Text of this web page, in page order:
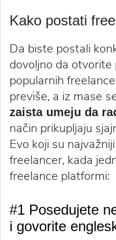
Kako postati
Da biste postali
dovoljno da otvorite
popularnih
previše, a iz mase
zaista umeju da
način prikupljaju
Evo koji su
freelancer, kada
freelance platformi:
#1 Posedujete
i govorite